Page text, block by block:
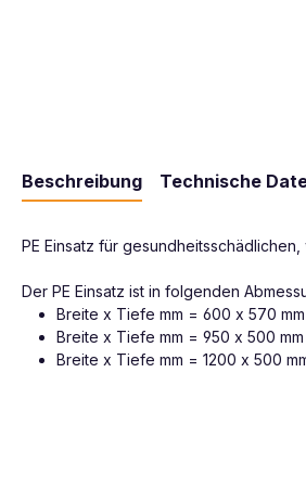
Beschreibung Technische
PE Einsatz für
Der PE Einsatz ist in folgenden
Breite x Tiefe mm = 600 x 570 mm
Breite x Tiefe mm = 950 x 500 mm
Breite x Tiefe mm = 1200 x 500